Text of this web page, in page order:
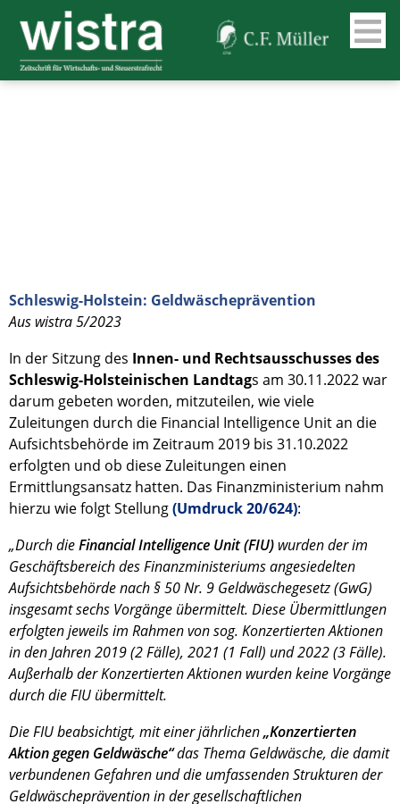
Schleswig-Holstein: Geldwäscheprävention
Aus wistra 5/2023
In der Sitzung des Innen- und Rechtsausschusses des
Schleswig-Holsteinischen Landtags am 30.11.2022 war
darum gebeten worden, mitzuteilen, wie viele
Zuleitungen durch die Financial Intelligence Unit an die
Aufsichtsbehörde im Zeitraum 2019 bis 31.10.2022
erfolgten und ob diese Zuleitungen einen
Ermittlungsansatz hatten. Das Finanzministerium nahm
hierzu wie folgt Stellung(Umdruck 20/624):
„Durch dieFinancial Intelligence Unit (FIU) wurden der im
Geschäftsbereich des Finanzministeriums angesiedelten
Aufsichtsbehörde nach § 50 Nr. 9 Geldwäschegesetz (GwG)
insgesamt sechs Vorgänge übermittelt. Diese Übermittlungen
erfolgten jeweils im Rahmen von sog. Konzertierten Aktionen
in den Jahren 2019 (2 Fälle), 2021 (1 Fall) und 2022 (3 Fälle).
Außerhalb der Konzertierten Aktionen wurden keine Vorgänge
durch die FIU übermittelt.
Die FIU beabsichtigt, mit einer jährlichen„Konzertierten
Aktion gegen Geldwäsche“das Thema Geldwäsche, die damit
verbundenen Gefahren und die umfassenden Strukturen der
Geldwäscheprävention in der gesellschaftlichen